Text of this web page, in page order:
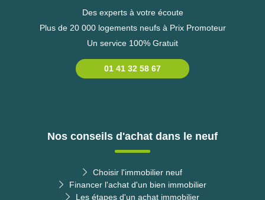
Des experts à votre écoute
Plus de 20 000 logements neufs à Prix Promoteur
Un service 100% Gratuit
01 41 32 58 67
Nos conseils d'achat dans le neuf
Choisir l'immobilier neuf
Financer l'achat d'un bien immobilier
Les étapes d'un achat immobilier